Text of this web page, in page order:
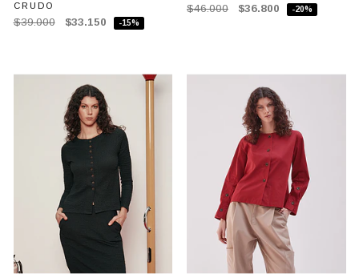
CRUDO
$39.000 $33.150 -15%
$46.000 $36.800 -20%